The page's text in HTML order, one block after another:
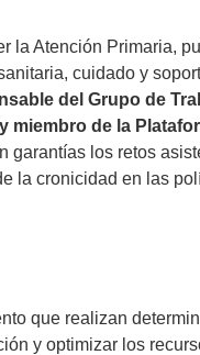
la Atención Primaria,
cuidado y
del Grupo de
miembro de la
garantías los retos
la cronicidad en las
que realizan
y optimizar los